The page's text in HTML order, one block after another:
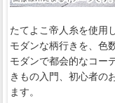
たてよこ帝人糸を使用
モダンな柄行きを、色
モダンで都会的なコー
きもの入門、初心者の
ます。